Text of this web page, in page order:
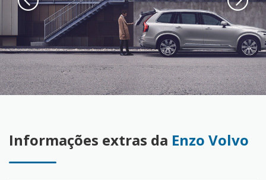
Informações extras da Enzo Volvo